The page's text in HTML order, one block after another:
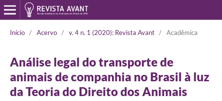
Início / Acervo / v. 4 n. 1 (2020): Revista Avant / Acadêmica
Análise legal do transporte de
animais de companhia no Brasil à luz
da Teoria do Direito dos Animais